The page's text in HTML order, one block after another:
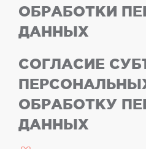
ОБРАБОТКИ
ДАННЫХ
СОГЛАСИЕ
ОБРАБОТКУ
ДАННЫХ